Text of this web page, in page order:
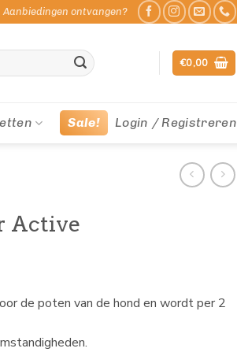
Aanbiedingen ontvangen?
€0,00
Sale! Login / Registreren
Active
de poten van de hond en wordt per 2